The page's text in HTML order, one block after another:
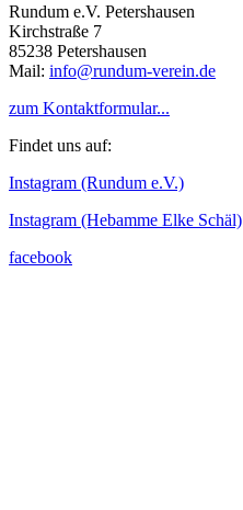
Rundum e.V. Petershausen
Kirchstraße 7
85238 Petershausen
Mail: info@rundum-verein.de
zum Kontaktformular...
Findet uns auf:
Instagram (Rundum e.V.)
Instagram (Hebamme Elke Schäl)
facebook